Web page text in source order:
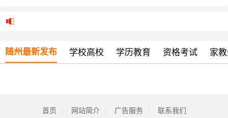
随州最新发布 学校高校 学历教育 资格考试 家
首页 网站简介 广告服务 联系我们